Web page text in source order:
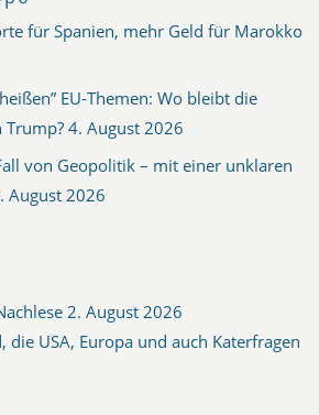
für Spanien, mehr Geld für Marokko
EU-Themen: Wo bleibt die
Trump? 4. August 2026
von Geopolitik – mit einer unklaren
August 2026
2. August 2026
die USA, Europa und auch Katerfragen